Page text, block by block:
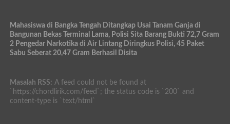
Mahasiswa di Bangka Tengah Ditangkap Usai Tanam Ganja di
Bangunan Bekas Terminal Lama, Polisi Sita Barang Bukti 72,7 Gram
2 Pengedar Narkotika di Air Lintang Diringkus Polisi, 45 Paket
Sabu Seberat 20,47 Gram Berhasil Disita
Masalah RSS: A feed could not be found at
`https://chordlirik.com/feed`; the status code is `200` and
content-type is `text/html`